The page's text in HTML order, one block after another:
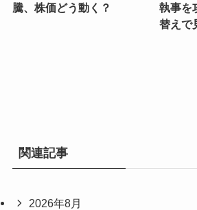
騰、株価どう動く？
執事を
替えで
関連記事
2026年8月